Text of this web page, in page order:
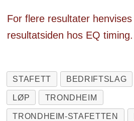
For flere resultater
resultatsiden hos EQ timing.
STAFETT BEDRIFTSLAG
LØP TRONDHEIM
TRONDHEIM-STAFETTEN